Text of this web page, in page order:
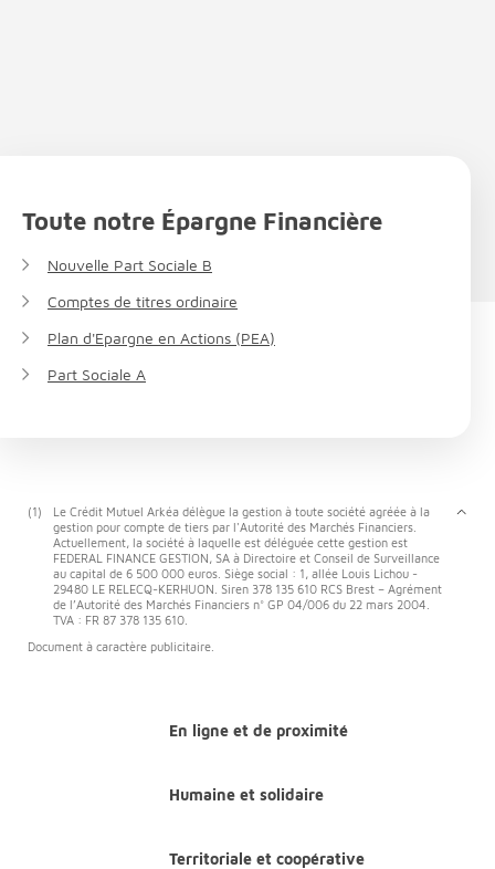
Toute notre Épargne Financière
Nouvelle Part Sociale B
Comptes de titres ordinaire
Plan d'Epargne en Actions (PEA)
Part Sociale A
(1)
Le Crédit Mutuel Arkéa délègue la gestion à toute société agréée à la
gestion pour compte de tiers par l'Autorité des Marchés Financiers.
Actuellement, la société à laquelle est déléguée cette gestion est
FEDERAL FINANCE GESTION, SA à Directoire et Conseil de Surveillance
au capital de 6 500 000 euros. Siège social : 1, allée Louis Lichou -
29480 LE RELECQ-KERHUON. Siren 378 135 610 RCS Brest – Agrément
de l’Autorité des Marchés Financiers n° GP 04/006 du 22 mars 2004.
TVA : FR 87 378 135 610.
Document à caractère publicitaire.
En ligne et de proximité
Humaine et solidaire
Territoriale et coopérative